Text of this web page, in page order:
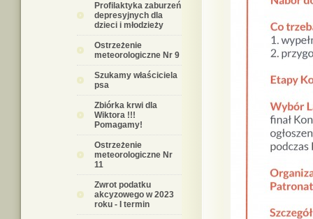
Profilaktyka zaburzeń
depresyjnych dla
dzieci i młodzieży
Ostrzeżenie
meteorologiczne Nr 9
Szukamy właściciela
psa
Zbiórka krwi dla
Wiktora !!!
Pomagamy!
Ostrzeżenie
meteorologiczne Nr
11
Zwrot podatku
akcyzowego w 2023
roku - I termin